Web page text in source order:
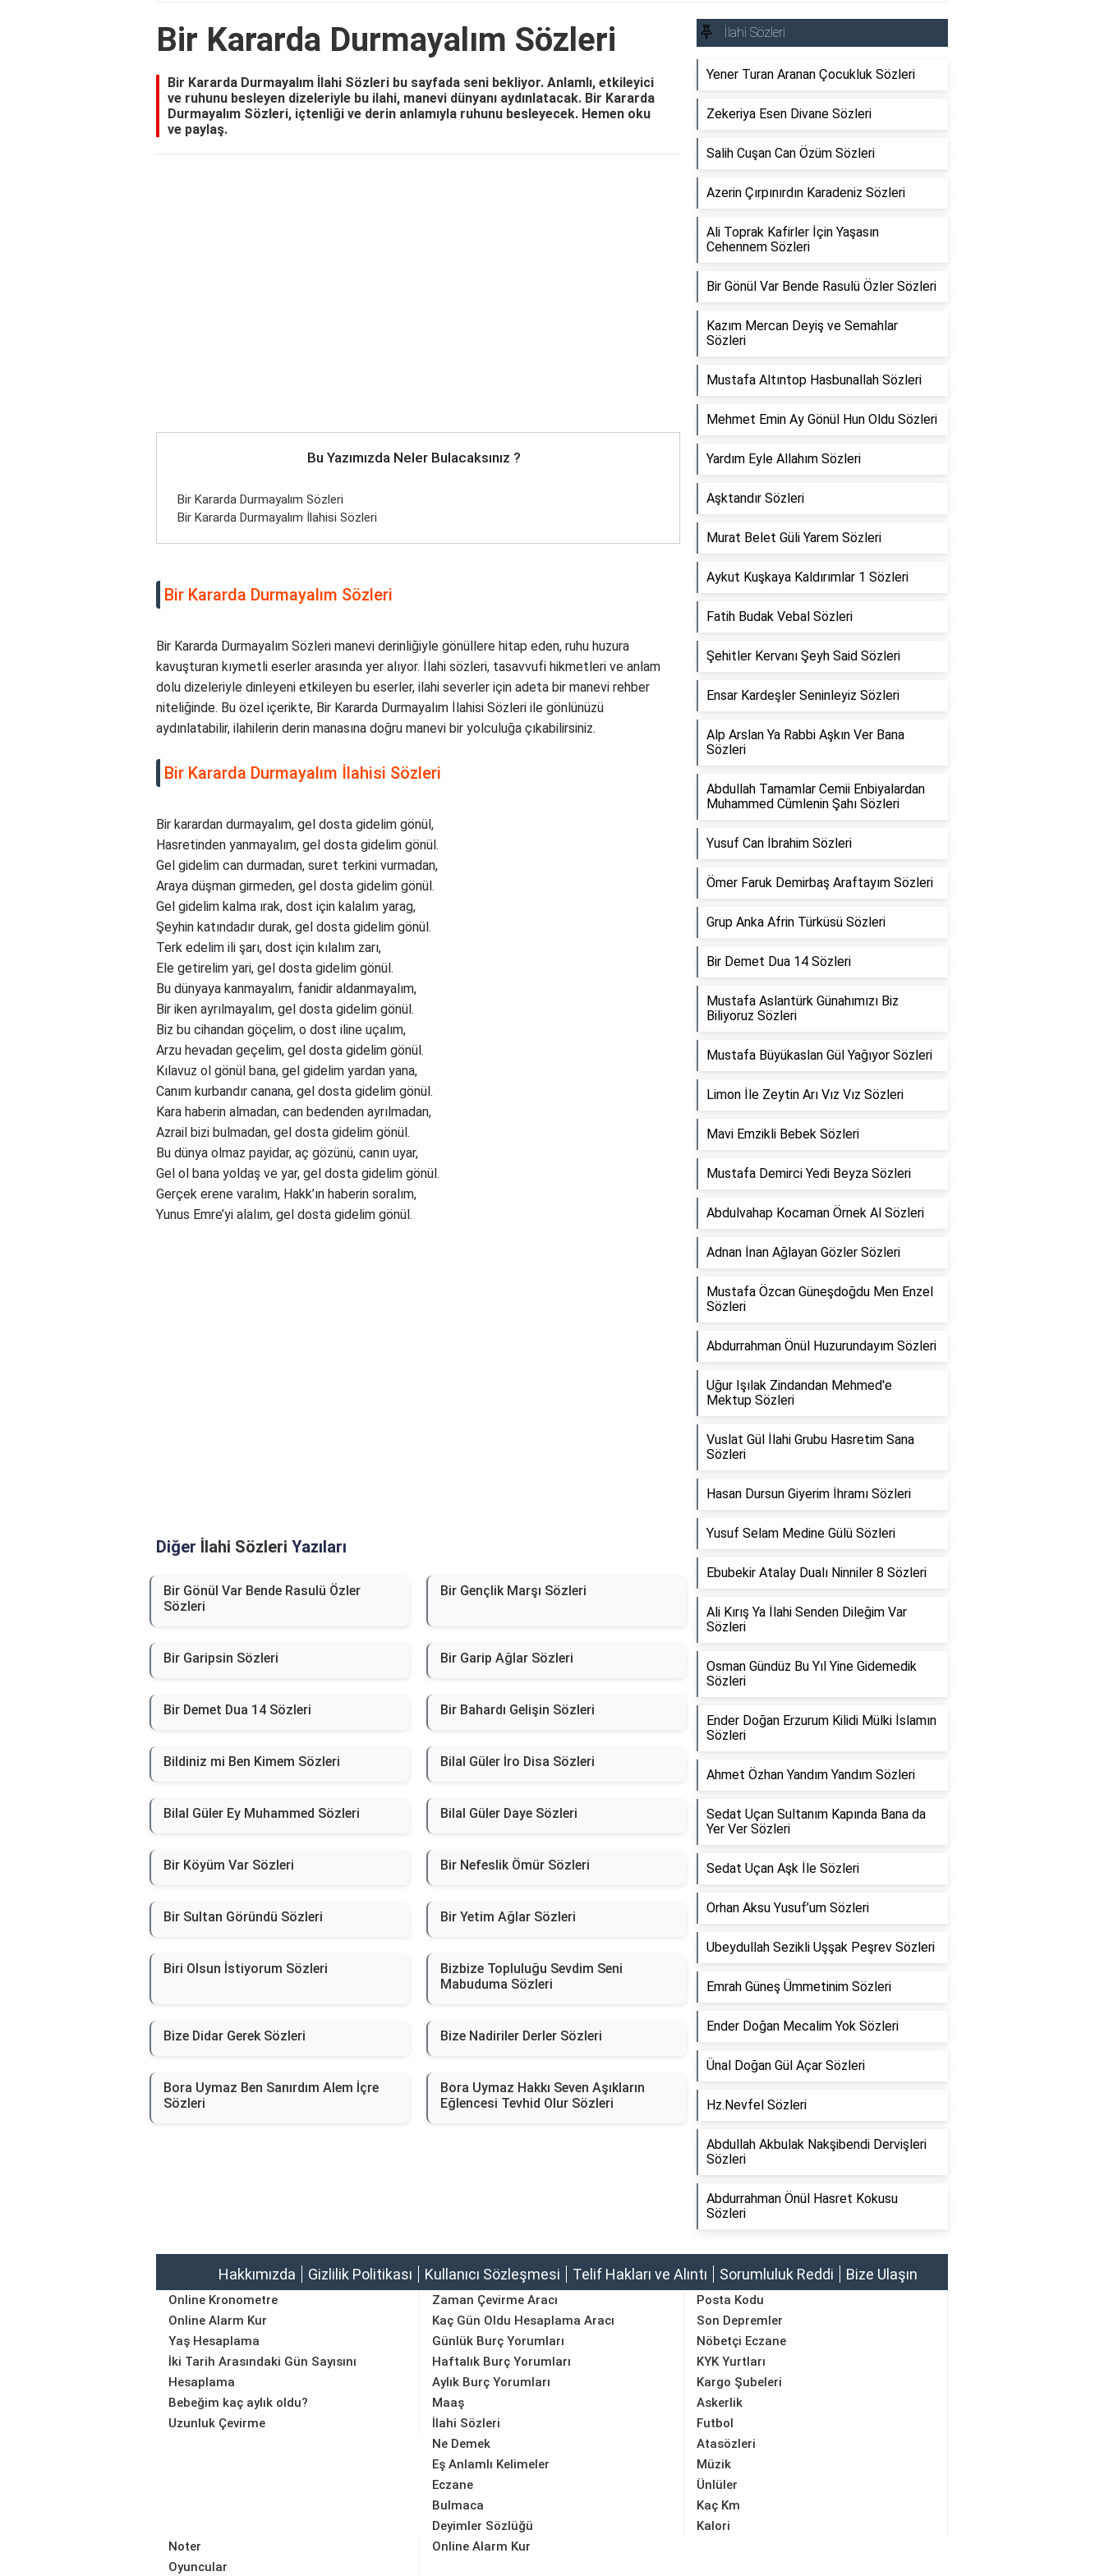
Bir Kararda Durmayalım Sözleri
Bir Kararda Durmayalım İlahi Sözleri bu sayfada seni bekliyor. Anlamlı, etkileyici
ve ruhunu besleyen dizeleriyle bu ilahi, manevi dünyanı aydınlatacak. Bir Kararda
Durmayalım Sözleri, içtenliği ve derin anlamıyla ruhunu besleyecek. Hemen oku
ve paylaş.
Bu Yazımızda Neler Bulacaksınız ?
Bir Kararda Durmayalım Sözleri
Bir Kararda Durmayalım İlahisi Sözleri
Bir Kararda Durmayalım Sözleri
Bir Kararda Durmayalım Sözleri manevi derinliğiyle gönüllere hitap eden, ruhu huzura
kavuşturan kıymetli eserler arasında yer alıyor. İlahi sözleri, tasavvufi hikmetleri ve anlam
dolu dizeleriyle dinleyeni etkileyen bu eserler, ilahi severler için adeta bir manevi rehber
niteliğinde. Bu özel içerikte, Bir Kararda Durmayalım İlahisi Sözleri ile gönlünüzü
aydınlatabilir, ilahilerin derin manasına doğru manevi bir yolculuğa çıkabilirsiniz.
Bir Kararda Durmayalım İlahisi Sözleri
Bir karardan durmayalım, gel dosta gidelim gönül,
Hasretinden yanmayalım, gel dosta gidelim gönül.
Gel gidelim can durmadan, suret terkini vurmadan,
Araya düşman girmeden, gel dosta gidelim gönül.
Gel gidelim kalma ırak, dost için kalalım yarag,
Şeyhin katındadır durak, gel dosta gidelim gönül.
Terk edelim ili şarı, dost için kılalım zarı,
Ele getirelim yari, gel dosta gidelim gönül.
Bu dünyaya kanmayalım, fanidir aldanmayalım,
Bir iken ayrılmayalım, gel dosta gidelim gönül.
Biz bu cihandan göçelim, o dost iline uçalım,
Arzu hevadan geçelim, gel dosta gidelim gönül.
Kılavuz ol gönül bana, gel gidelim yardan yana,
Canım kurbandır canana, gel dosta gidelim gönül.
Kara haberin almadan, can bedenden ayrılmadan,
Azrail bizi bulmadan, gel dosta gidelim gönül.
Bu dünya olmaz payidar, aç gözünü, canın uyar,
Gel ol bana yoldaş ve yar, gel dosta gidelim gönül.
Gerçek erene varalım, Hakk’ın haberin soralım,
Yunus Emre’yi alalım, gel dosta gidelim gönül.
Diğer İlahi Sözleri Yazıları
Bir Gönül Var Bende Rasulü Özler
Sözleri
Bir Gençlik Marşı Sözleri
Bir Garipsin Sözleri Bir Garip Ağlar Sözleri
Bir Demet Dua 14 Sözleri Bir Bahardı Gelişin Sözleri
Bildiniz mi Ben Kimem Sözleri Bilal Güler İro Disa Sözleri
Bilal Güler Ey Muhammed Sözleri Bilal Güler Daye Sözleri
Bir Köyüm Var Sözleri Bir Nefeslik Ömür Sözleri
Bir Sultan Göründü Sözleri Bir Yetim Ağlar Sözleri
Biri Olsun İstiyorum Sözleri
Bizbize Topluluğu Sevdim Seni
Mabuduma Sözleri
Bize Didar Gerek Sözleri Bize Nadiriler Derler Sözleri
Bora Uymaz Ben Sanırdım Alem İçre
Sözleri
Bora Uymaz Hakkı Seven Aşıkların
Eğlencesi Tevhid Olur Sözleri
İlahi Sözleri
Yener Turan Aranan Çocukluk Sözleri
Zekeriya Esen Divane Sözleri
Salih Cuşan Can Özüm Sözleri
Azerin Çırpınırdın Karadeniz Sözleri
Ali Toprak Kafirler İçin Yaşasın
Cehennem Sözleri
Bir Gönül Var Bende Rasulü Özler Sözleri
Kazım Mercan Deyiş ve Semahlar
Sözleri
Mustafa Altıntop Hasbunallah Sözleri
Mehmet Emin Ay Gönül Hun Oldu Sözleri
Yardım Eyle Allahım Sözleri
Aşktandır Sözleri
Murat Belet Güli Yarem Sözleri
Aykut Kuşkaya Kaldırımlar 1 Sözleri
Fatih Budak Vebal Sözleri
Şehitler Kervanı Şeyh Said Sözleri
Ensar Kardeşler Seninleyiz Sözleri
Alp Arslan Ya Rabbi Aşkın Ver Bana
Sözleri
Abdullah Tamamlar Cemii Enbiyalardan
Muhammed Cümlenin Şahı Sözleri
Yusuf Can İbrahim Sözleri
Ömer Faruk Demirbaş Araftayım Sözleri
Grup Anka Afrin Türküsü Sözleri
Bir Demet Dua 14 Sözleri
Mustafa Aslantürk Günahımızı Biz
Biliyoruz Sözleri
Mustafa Büyükaslan Gül Yağıyor Sözleri
Limon İle Zeytin Arı Vız Vız Sözleri
Mavi Emzikli Bebek Sözleri
Mustafa Demirci Yedi Beyza Sözleri
Abdulvahap Kocaman Örnek Al Sözleri
Adnan İnan Ağlayan Gözler Sözleri
Mustafa Özcan Güneşdoğdu Men Enzel
Sözleri
Abdurrahman Önül Huzurundayım Sözleri
Uğur Işılak Zindandan Mehmed'e
Mektup Sözleri
Vuslat Gül İlahi Grubu Hasretim Sana
Sözleri
Hasan Dursun Giyerim İhramı Sözleri
Yusuf Selam Medine Gülü Sözleri
Ebubekir Atalay Dualı Ninniler 8 Sözleri
Ali Kırış Ya İlahi Senden Dileğim Var
Sözleri
Osman Gündüz Bu Yıl Yine Gidemedik
Sözleri
Ender Doğan Erzurum Kilidi Mülki İslamın
Sözleri
Ahmet Özhan Yandım Yandım Sözleri
Sedat Uçan Sultanım Kapında Bana da
Yer Ver Sözleri
Sedat Uçan Aşk İle Sözleri
Orhan Aksu Yusuf’um Sözleri
Ubeydullah Sezikli Uşşak Peşrev Sözleri
Emrah Güneş Ümmetinim Sözleri
Ender Doğan Mecalim Yok Sözleri
Ünal Doğan Gül Açar Sözleri
Hz.Nevfel Sözleri
Abdullah Akbulak Nakşibendi Dervişleri
Sözleri
Abdurrahman Önül Hasret Kokusu
Sözleri
Hakkımızda Gizlilik Politikası Kullanıcı Sözleşmesi Telif Hakları ve Alıntı Sorumluluk Reddi Bize Ulaşın
Online Kronometre
Online Alarm Kur
Yaş Hesaplama
İki Tarih Arasındaki Gün Sayısını
Hesaplama
Bebeğim kaç aylık oldu?
Uzunluk Çevirme
Zaman Çevirme Aracı
Kaç Gün Oldu Hesaplama Aracı
Günlük Burç Yorumları
Haftalık Burç Yorumları
Aylık Burç Yorumları
Maaş
Posta Kodu
Son Depremler
Nöbetçi Eczane
KYK Yurtları
Kargo Şubeleri
Askerlik
İlahi Sözleri
Ne Demek
Eş Anlamlı Kelimeler
Eczane
Bulmaca
Deyimler Sözlüğü
Futbol
Atasözleri
Müzik
Ünlüler
Kaç Km
Kalori
Noter
Oyuncular
Online Alarm Kur